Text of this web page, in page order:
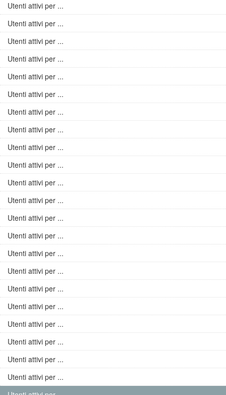
Utenti attivi per ...
Utenti attivi per ...
Utenti attivi per ...
Utenti attivi per ...
Utenti attivi per ...
Utenti attivi per ...
Utenti attivi per ...
Utenti attivi per ...
Utenti attivi per ...
Utenti attivi per ...
Utenti attivi per ...
Utenti attivi per ...
Utenti attivi per ...
Utenti attivi per ...
Utenti attivi per ...
Utenti attivi per ...
Utenti attivi per ...
Utenti attivi per ...
Utenti attivi per ...
Utenti attivi per ...
Utenti attivi per ...
Utenti attivi per ...